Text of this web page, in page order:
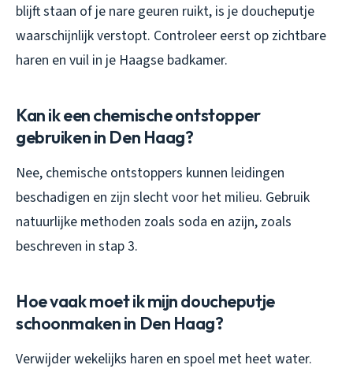
blijft staan of je nare geuren ruikt, is je doucheputje
waarschijnlijk verstopt. Controleer eerst op zichtbare
haren en vuil in je Haagse badkamer.
Kan ik een chemische ontstopper
gebruiken in Den Haag?
Nee, chemische ontstoppers kunnen leidingen
beschadigen en zijn slecht voor het milieu. Gebruik
natuurlijke methoden zoals soda en azijn, zoals
beschreven in stap 3.
Hoe vaak moet ik mijn doucheputje
schoonmaken in Den Haag?
Verwijder wekelijks haren en spoel met heet water.